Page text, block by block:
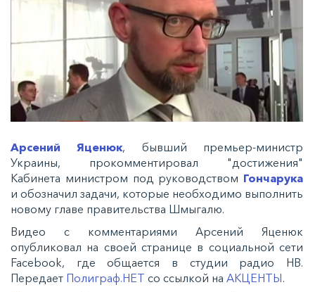
Арсений Яценюк, бывший премьер-министр
Украины, прокомментировал "достижения"
Кабинета министром под руководством Гончарука
и обозначил задачи, которые необходимо выполнить
новому главе правительства Шмыгалю.
Видео с комментариями Арсений Яценюк
опубликовал на своей странице в социальной сети
Facebook, где общается в студии радио НВ.
Передает Полиграф.НЕТ со ссылкой на АКЦЕНТЫ.